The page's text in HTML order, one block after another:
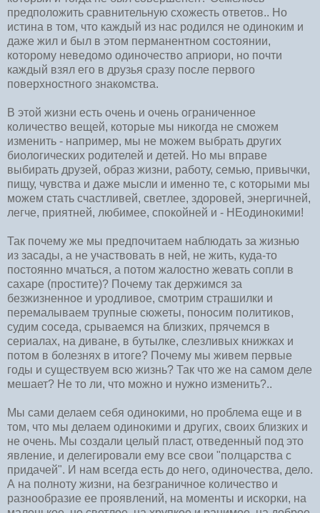
предположить сравнительную схожесть ответов.. Но
истина в том, что каждый из нас родился не одиноким и
даже жил и был в этом перманентном состоянии,
которому неведомо одиночество априори, но почти
каждый взял его в друзья сразу после первого
поверхностного знакомства.
В этой жизни есть очень и очень ограниченное
количество вещей, которые мы никогда не сможем
изменить - например, мы не можем выбрать других
биологических родителей и детей. Но мы вправе
выбирать друзей, образ жизни, работу, семью, привычки,
пищу, чувства и даже мысли и именно те, с которыми мы
можем стать счастливей, светлее, здоровей, энергичней,
легче, приятней, любимее, спокойней и - НЕодинокими!
Так почему же мы предпочитаем наблюдать за жизнью
из засады, а не участвовать в ней, не жить, куда-то
постоянно мчаться, а потом жалостно жевать сопли в
сахаре (простите)? Почему так держимся за
безжизненное и уродливое, смотрим страшилки и
перемалываем трупные сюжеты, поносим политиков,
судим соседа, срываемся на близких, прячемся в
сериалах, на диване, в бутылке, слезливых книжках и
потом в болезнях в итоге? Почему мы живем первые
годы и существуем всю жизнь? Так что же на самом деле
мешает? Не то ли, что можно и нужно изменить?..
Мы сами делаем себя одинокими, но проблема еще и в
том, что мы делаем одинокими и других, своих близких и
не очень. Мы создали целый пласт, отведенный под это
явление, и делегировали ему все свои "полцарства с
придачей". И нам всегда есть до него, одиночества, дело.
А на полноту жизни, на безграничное количество и
разнообразие ее проявлений, на моменты и искорки, на